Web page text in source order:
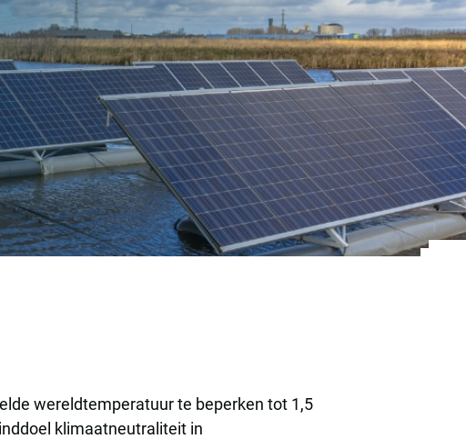
wereldtemperatuur te beperken tot 1,5
klimaatneutraliteit in